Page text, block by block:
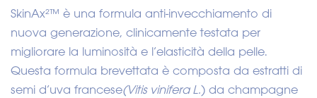
SkinAx²™ è una formula anti-invecchiamento di
nuova generazione, clinicamente testata per
migliorare la luminosità e l’elasticità della pelle.
Questa formula brevettata è composta da estratti di
semi d’uva francese(Vitis vinifera L.) da champagne